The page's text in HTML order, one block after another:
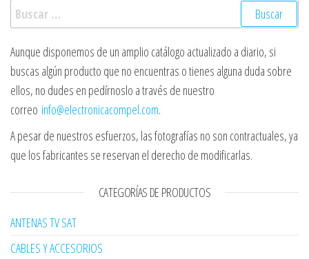
Buscar:
Aunque disponemos de un amplio catálogo actualizado a diario, si
buscas algún producto que no encuentras o tienes alguna duda sobre
ellos, no dudes en pedírnoslo a través de nuestro
correo info@electronicacompel.com.
A pesar de nuestros esfuerzos, las fotografías no son contractuales, ya
que los fabricantes se reservan el derecho de modificarlas.
CATEGORÍAS DE PRODUCTOS
ANTENAS TV SAT
CABLES Y ACCESORIOS